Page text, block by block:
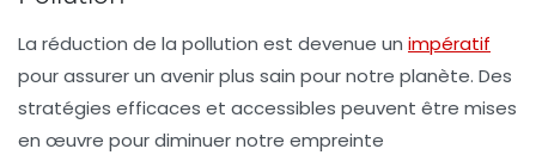
La réduction de la pollution est devenue un impératif
pour assurer un avenir plus sain pour notre planète. Des
stratégies efficaces et accessibles peuvent être mises
en œuvre pour diminuer notre empreinte